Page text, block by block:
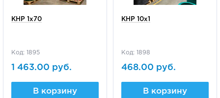
КНР 1х70
Код: 1895
1 463.00 руб.
В корзину
КНР 10х1
Код: 1898
468.00 руб.
В корзину